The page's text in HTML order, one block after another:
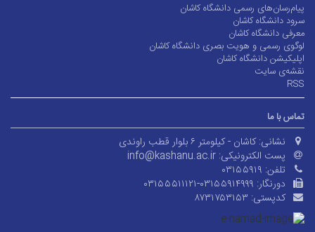
پیام‌رسان‌های رسمی دانشگاه کاشان
سرود دانشگاه کاشان
معرفی دانشگاه کاشان
لوگوی رسمی و هویت بصری دانشگاه کاشان
اپلیکیشن دانشگاه کاشان
نقشه‌ی سایت
RSS
تماس با ما
نشانی: کاشان - کیلومتر ۶ بلوار قطب راوندی
پست الکترونیکی: info@kashanu.ac.ir
تلفن: ۰۳۱۵۵۹۱۹
دورنگار: ۰۳۱۵۵۵۱۱۱۲۱-۰۳۱۵۵۹۱۴۹۹۹
کدپستی: ۸۷۳۱۷۵۳۱۵۳